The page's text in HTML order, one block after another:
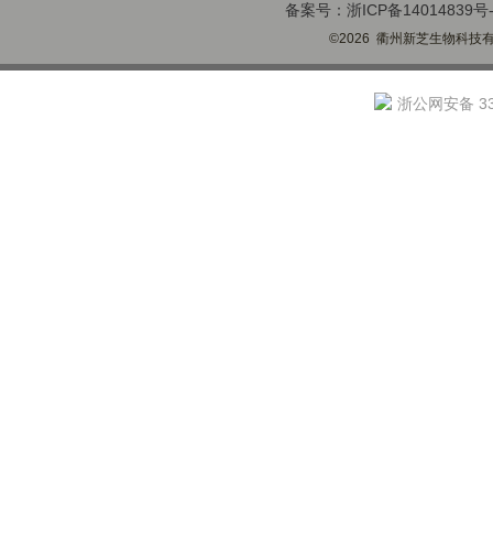
备案号：浙ICP备14014839号
©2026 衢州新芝生物科技
浙公网安备